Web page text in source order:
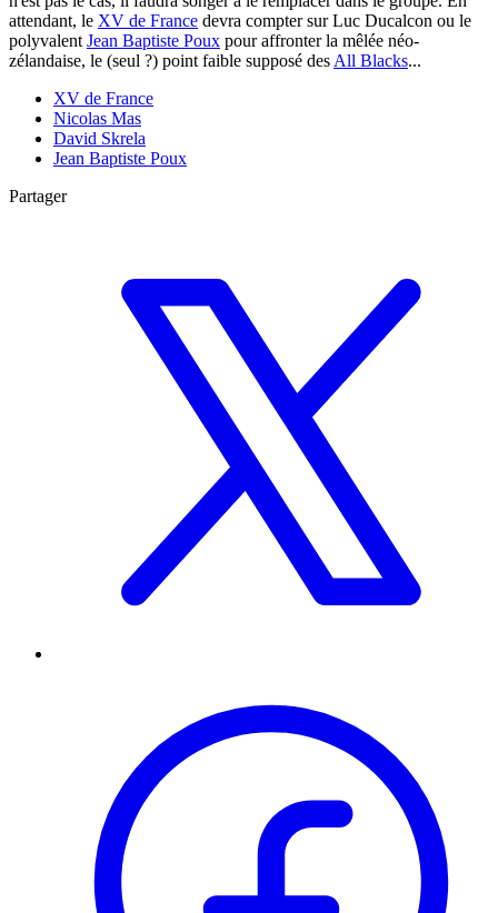
attendant, le XV de France devra compter sur Luc Ducalcon ou le
polyvalent Jean Baptiste Poux pour affronter la mêlée néo-
zélandaise, le (seul ?) point faible supposé des All Blacks...
XV de France
Nicolas Mas
David Skrela
Jean Baptiste Poux
Partager